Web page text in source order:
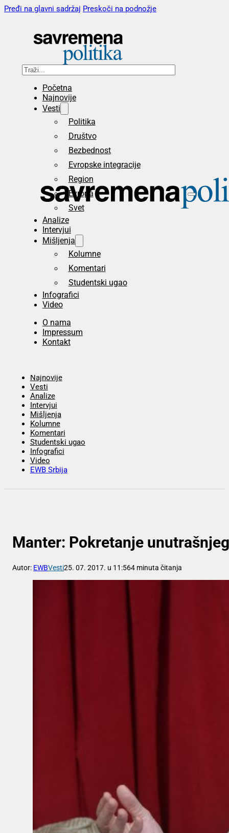
Pređi na glavni sadržaj Preskoči na podnožje
Pretraga
Početna
Najnovije
Vesti
Politika
Društvo
Bezbednost
Evropske integracije
Region
Evropa
Svet
Analize
Intervjui
Mišljenja
Kolumne
Komentari
Studentski ugao
Infografici
Video
O nama
Impressum
Kontakt
Najnovije
Vesti
Analize
Intervjui
Mišljenja
Kolumne
Komentari
Studentski ugao
Infografici
Video
EWB Srbija
Manter: Pokretanje
Autor: EWBVesti25. 07. 2017. u 11:564 minuta čitanja